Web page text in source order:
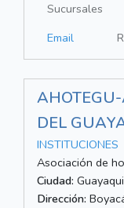
Sucursales
Email
DEL
INSTITUCIONES
Asociación de
Ciudad:
Dirección: